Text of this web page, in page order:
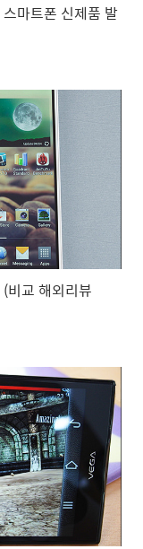
마트폰 신제품 발
비교 해외리뷰